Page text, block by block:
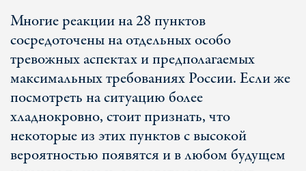
Многие реакции на 28 пунктов
сосредоточены на отдельных особо
тревожных аспектах и предполагаемых
максимальных требованиях России. Если же
посмотреть на ситуацию более
хладнокровно, стоит признать, что
некоторые из этих пунктов с высокой
вероятностью появятся и в любом будущем